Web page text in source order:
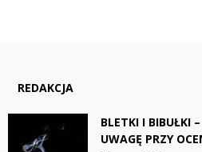
REDAKCJA
BLETKI I BIBUŁKI
UWAGĘ PRZY